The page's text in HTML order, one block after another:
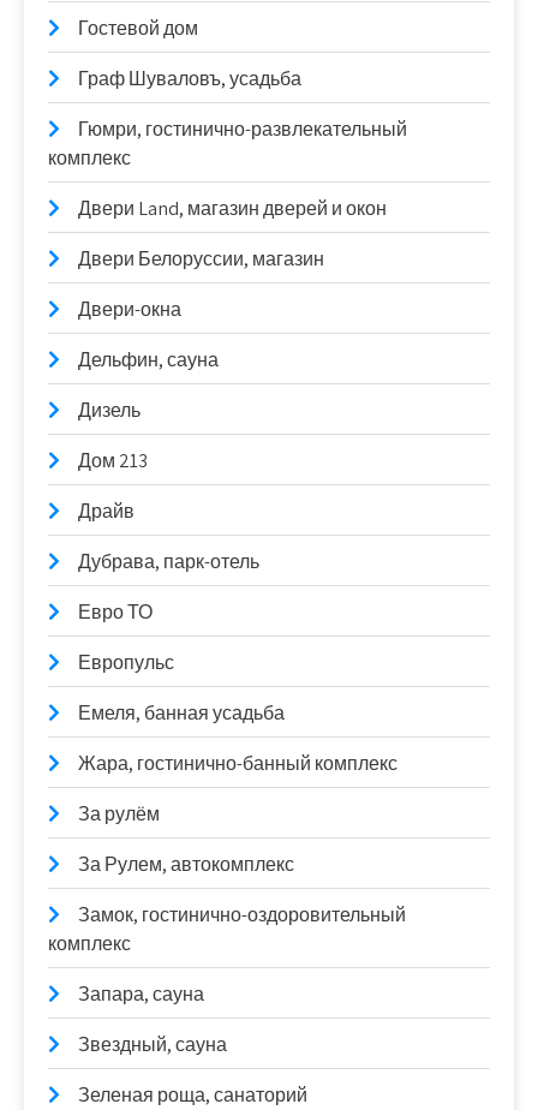
Гостевой дом
Граф Шуваловъ, усадьба
Гюмри, гостинично-развлекательный
комплекс
Двери Land, магазин дверей и окон
Двери Белоруссии, магазин
Двери-окна
Дельфин, сауна
Дизель
Дом 213
Драйв
Дубрава, парк-отель
Евро ТО
Европульс
Емеля, банная усадьба
Жара, гостинично-банный комплекс
За рулём
За Рулем, автокомплекс
Замок, гостинично-оздоровительный
комплекс
Запара, сауна
Звездный, сауна
Зеленая роща, санаторий